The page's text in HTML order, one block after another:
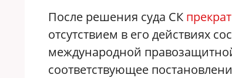
После решения суда СК
отсутствием в его действиях
международной
соответствующее